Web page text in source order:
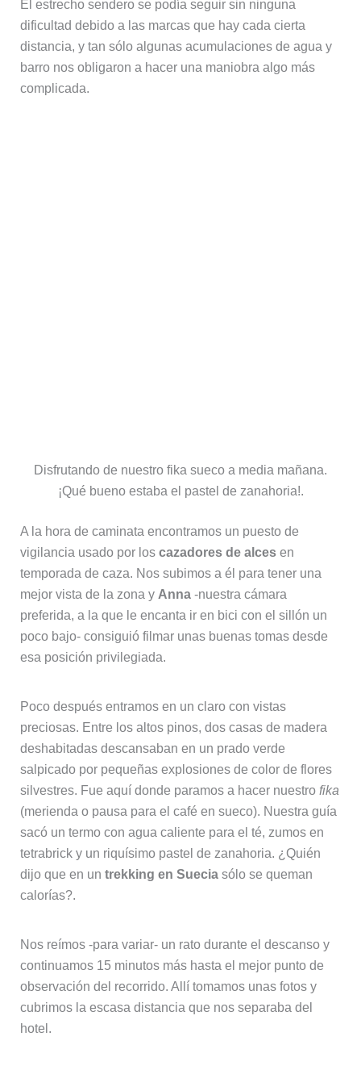
El estrecho sendero se podía seguir sin ninguna
dificultad debido a las marcas que hay cada cierta
distancia, y tan sólo algunas acumulaciones de agua y
barro nos obligaron a hacer una maniobra algo más
complicada.
Disfrutando de nuestro fika sueco a media mañana.
¡Qué bueno estaba el pastel de zanahoria!.
A la hora de caminata encontramos un puesto de
vigilancia usado por los cazadores de alcesen
temporada de caza. Nos subimos a él para tener una
mejor vista de la zona y Anna-nuestra cámara
preferida, a la que le encanta ir en bici con el sillón un
poco bajo- consiguió filmar unas buenas tomas desde
esa posición privilegiada.
Poco después entramos en un claro con vistas
preciosas. Entre los altos pinos, dos casas de madera
deshabitadas descansaban en un prado verde
salpicado por pequeñas explosiones de color de flores
silvestres. Fue aquí donde paramos a hacer nuestro fika
(merienda o pausa para el café en sueco). Nuestra guía
sacó un termo con agua caliente para el té, zumos en
tetrabrick y un riquísimo pastel de zanahoria. ¿Quién
dijo que en un trekking en Sueciasólo se queman
calorías?.
Nos reímos -para variar- un rato durante el descanso y
continuamos 15 minutos más hasta el mejor punto de
observación del recorrido. Allí tomamos unas fotos y
cubrimos la escasa distancia que nos separaba del
hotel.